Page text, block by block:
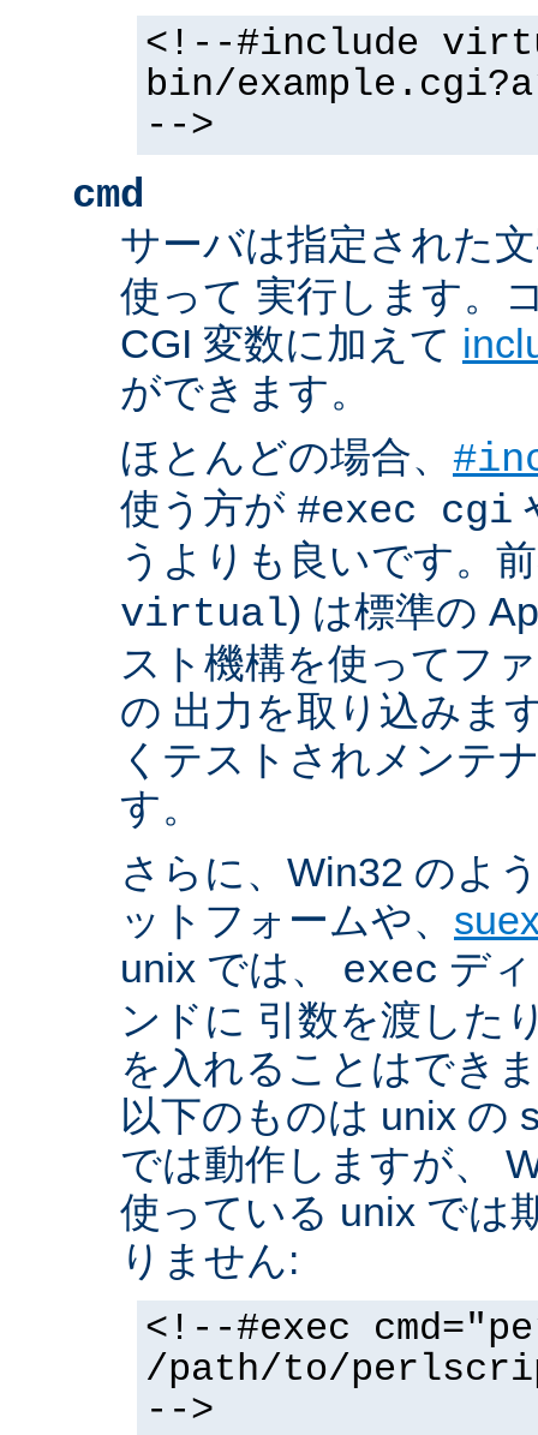
<!--#include
bin/
-->
cmd
サーバは指定された
使って 実行します。
CGI 変数に加えて
ができます。
ほとんどの場合、
使う方が #exec cgi
うよりも良いです。
virtual) は標準の
スト機構を使ってフ
の 出力を取り込みま
くテストされメンテ
す。
さらに、Win32 のよ
ットフォームや、
unix では、 exec デ
ンドに 引数を渡した
を入れることはでき
以下のものは unix の
では動作しますが、
使っている unix では
りません:
<!--#exec
/path/to/
-->